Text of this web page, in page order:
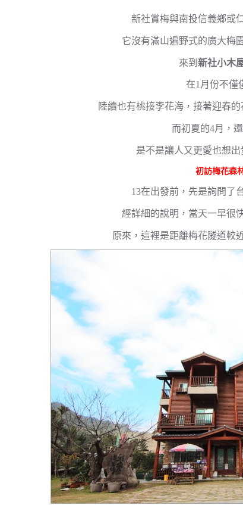
新社賞梅與南投信義鄉或
它沒有滿山遍野式的廣大梅
來到新社小木
在1月份不僅
陸續也有桃接李花海，接著迎春
而初夏的4月，
是不是讓人又更愛也想
初訪梅花森
13在出發前，先是詢問了
經詳細的說明，當天一早很
原來，這裡是距離梅花隧道較